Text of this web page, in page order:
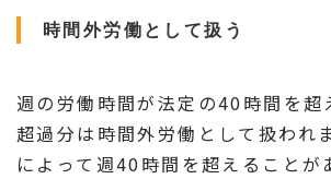
時間外労働として扱う
週の労働時間が法定の40時間を超
超過分は時間外労働として扱われ
によって週40時間を超えることが